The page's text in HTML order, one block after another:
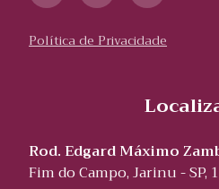
Política de Privacidade
Rod. Edgard Máximo
Fim do Campo, Jarinu - SP,